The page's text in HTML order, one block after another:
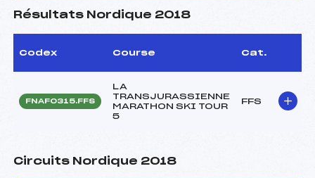
Résultats Nordique 2018
Codex Course Cat.
FNAF0315.FFS
LA
TRANSJURASSIENNE
MARATHON SKI TOUR
5
FFS
Circuits Nordique 2018